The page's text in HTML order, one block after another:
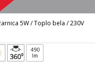
5W / Toplo bela / 230V
490
lm